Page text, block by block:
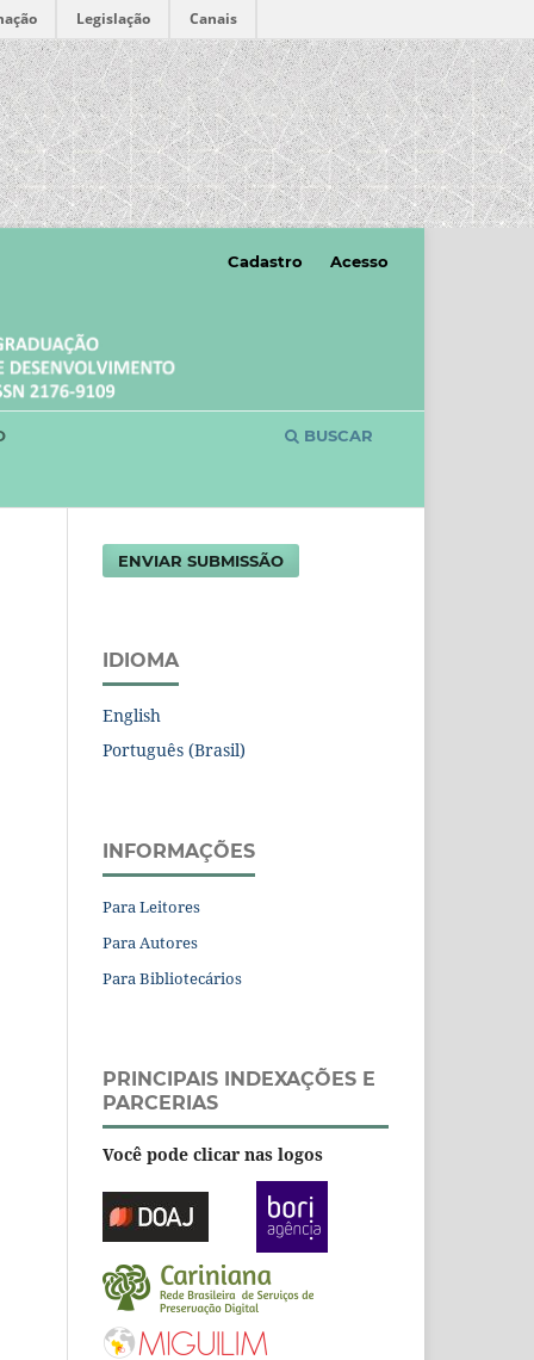
Legislação Canais
BUSCAR
Cadastro Acesso
ENVIAR SUBMISSÃO
IDIOMA
English
Português (Brasil)
INFORMAÇÕES
Para Leitores
Para Autores
Para Bibliotecários
PRINCIPAIS INDEXAÇÕES E
PARCERIAS
Você pode clicar nas logos